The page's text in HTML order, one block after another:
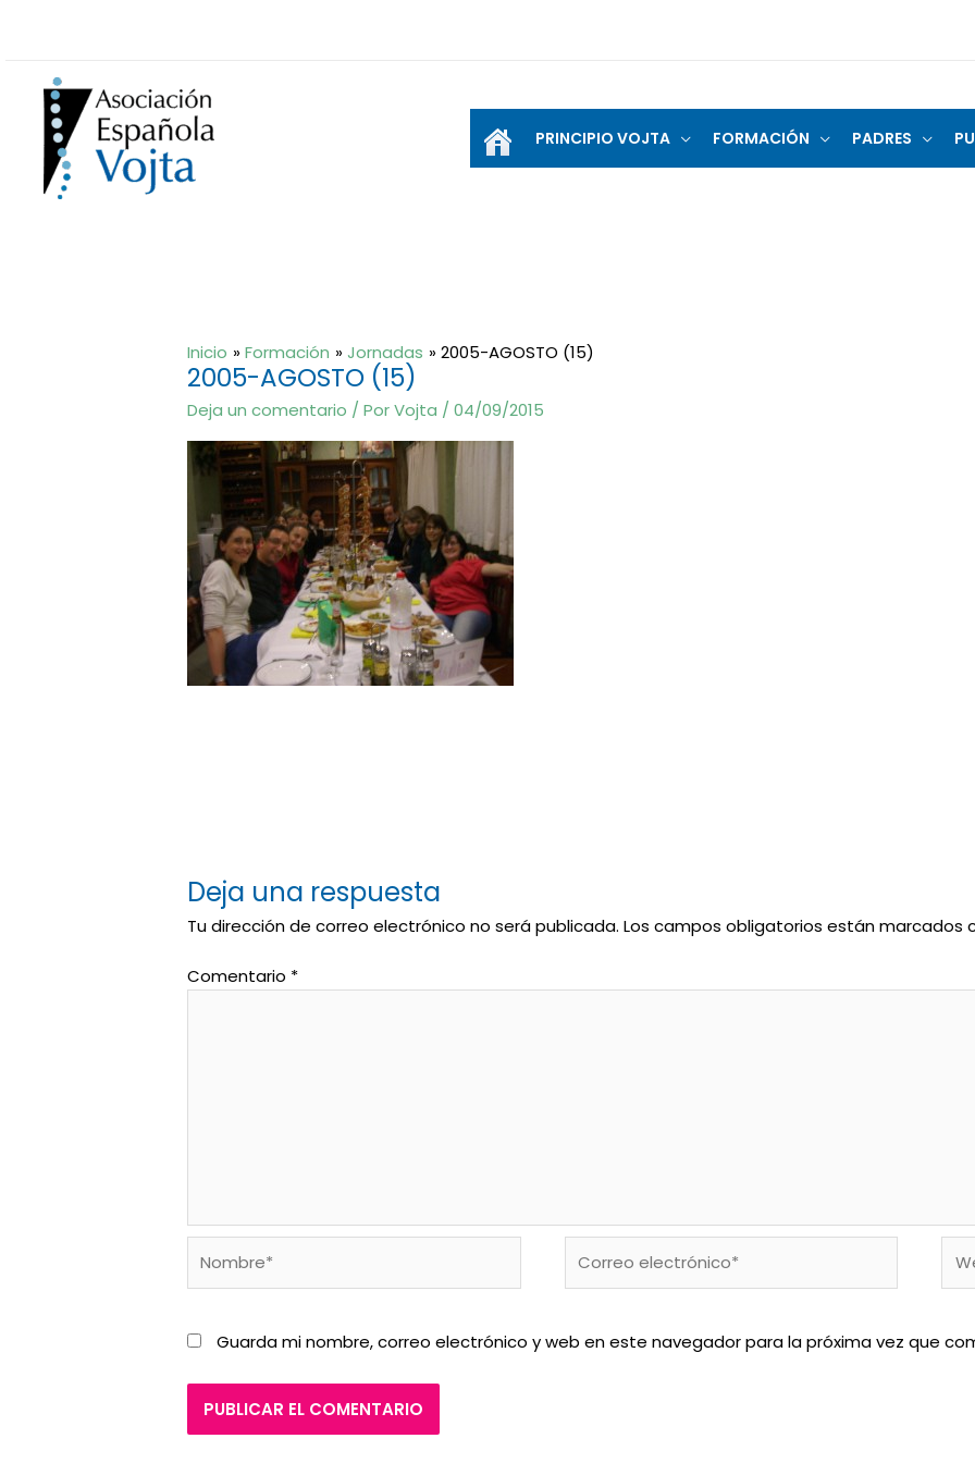
PRINCIPIO VOJTA FORMACIÓN PADRES
Inicio Formación Jornadas 2005-AGOSTO (15)
2005-AGOSTO (15)
Deja un comentario / PorVojta /04/09/2015
Deja una respuesta
Tu dirección de correo electrónico no será publicada. Los campos obligatorios están marcados
Comentario *
electrónico*
Guarda mi nombre, correo electrónico y web en este navegador para la próxima vez que